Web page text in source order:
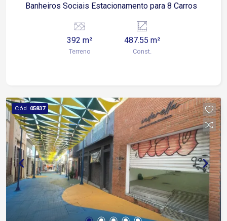
Banheiros Sociais Estacionamento para 8 Carros
392 m²
Terreno
487.55 m²
Const.
Cód. 05837